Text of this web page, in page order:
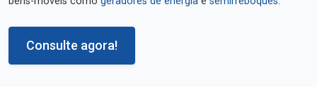
Consulte agora!